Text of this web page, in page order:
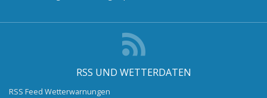
RSS UND WETTERDATEN
RSS Feed Wetterwarnungen